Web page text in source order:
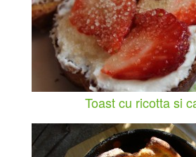
Toast cu ricotta si